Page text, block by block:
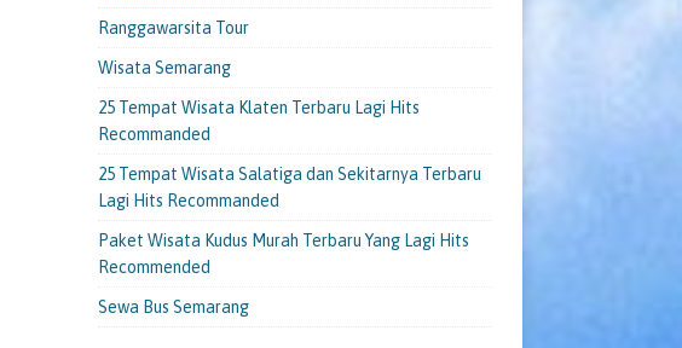
Ranggawarsita Tour
Wisata Semarang
25 Tempat Wisata Klaten Terbaru Lagi Hits
Recommanded
25 Tempat Wisata Salatiga dan Sekitarnya Terbaru
Lagi Hits Recommanded
Paket Wisata Kudus Murah Terbaru Yang Lagi Hits
Recommended
Sewa Bus Semarang